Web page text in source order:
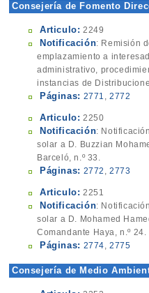
Consejería de Fomento
Articulo: 2249
Notificación: Remisión
emplazamiento a
administrativo,
instancias de
Páginas: 2771 ,2772
Articulo: 2250
Notificación:
solar a D. Buzzian
Barceló, n.º 33.
Páginas: 2772 ,2773
Articulo: 2251
Notificación:
solar a D. Mohamed
Comandante Haya, n.º 24.
Páginas: 2774,2775
Consejería de Medio